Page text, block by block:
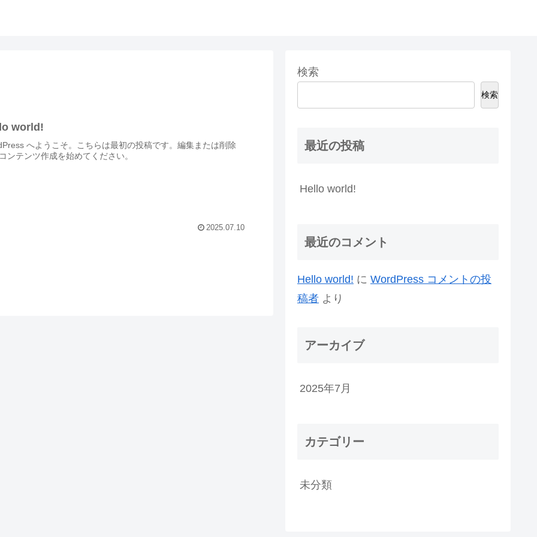
world!
へようこそ。こちらは最初の投稿です。編集または削除
ンテンツ作成を始めてください。
2025.07.10
検索
検索
最近の投稿
Hello world!
最近のコメント
Hello world! に WordPress コメントの投
稿者 より
アーカイブ
2025年7月
カテゴリー
未分類